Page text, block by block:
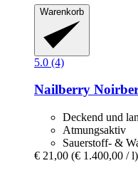
Warenkorb
5.0 (4)
Nailberry
Deckend und
Atmungsaktiv
Sauerstoff- &
€ 21,00 (€ 1.400,00 / l)